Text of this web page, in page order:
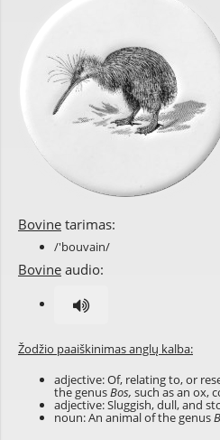
Bovine tarimas:
/'bouvain/
Bovine audio:
Žodžio paaiškinimas anglų kalba:
adjective: Of, relating to, or
the genusBos, such as an ox,
adjective: Sluggish, dull, and
noun: An animal of the genus